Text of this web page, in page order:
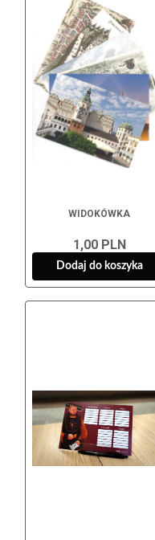
WIDOKÓWKA
1,00 PLN
Dodaj do koszyka